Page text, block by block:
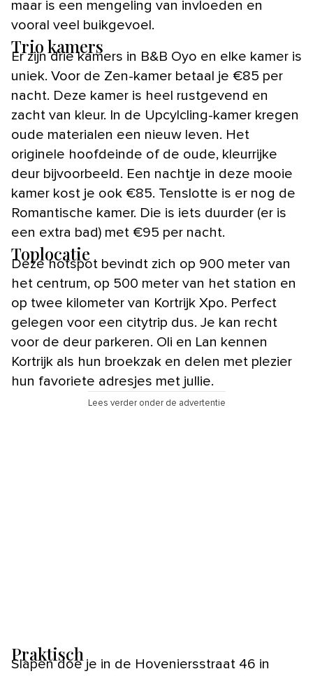
maar is een mengeling van invloeden en
vooral veel buikgevoel.
Trio kamers
Er zijn drie kamers in B&B Oyo en elke kamer is
uniek. Voor de Zen-kamer betaal je €85 per
nacht. Deze kamer is heel rustgevend en
zacht van kleur. In de Upcylcling-kamer kregen
oude materialen een nieuw leven. Het
originele hoofdeinde of de oude, kleurrijke
deur bijvoorbeeld. Een nachtje in deze mooie
kamer kost je ook €85. Tenslotte is er nog de
Romantische kamer. Die is iets duurder (er is
een extra bad) met €95 per nacht.
Toplocatie
Deze hotspot bevindt zich op 900 meter van
het centrum, op 500 meter van het station en
op twee kilometer van Kortrijk Xpo. Perfect
gelegen voor een citytrip dus. Je kan recht
voor de deur parkeren. Oli en Lan kennen
Kortrijk als hun broekzak en delen met plezier
hun favoriete adresjes met jullie.
Lees verder onder de advertentie
Praktisch
Slapen doe je in de Hoveniersstraat 46 in